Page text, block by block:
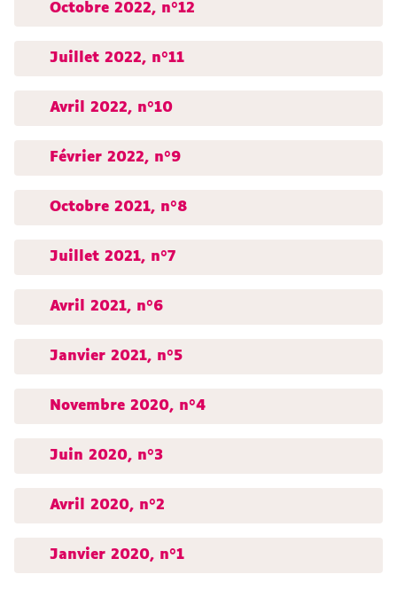
Octobre 2022, n°12
Juillet 2022, n°11
Avril 2022, n°10
Février 2022, n°9
Octobre 2021, n°8
Juillet 2021, n°7
Avril 2021, n°6
Janvier 2021, n°5
Novembre 2020, n°4
Juin 2020, n°3
Avril 2020, n°2
Janvier 2020, n°1